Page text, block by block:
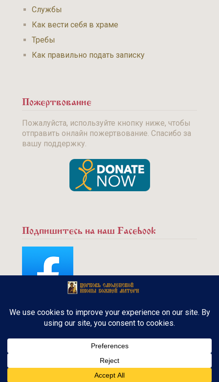
Службы
Как вести себя в храме
Требы
Как правильно подать записку
Пожертвование
Пожалуйста, используйте кнопку ниже, чтобы
отправить онлайн пожертвование. Спасибо за
вашу поддержку.
Подпишитесь на наш Facebook
Copyright © 2015 - Русская Православная
защищены.